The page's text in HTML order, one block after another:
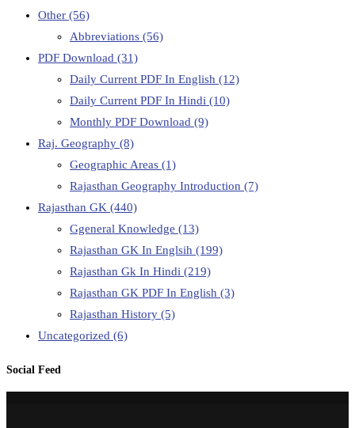
Other (56)
Abbreviations (56)
PDF Download (31)
Daily Current PDF In English (12)
Daily Current PDF In Hindi (10)
Monthly PDF Download (9)
Raj. Geography (8)
Geographic Areas (1)
Rajasthan Geography Introduction (7)
Rajasthan GK (440)
Ggeneral Knowledge (13)
Rajasthan GK In Englsih (199)
Rajasthan Gk In Hindi (219)
Rajasthan GK PDF In English (3)
Rajasthan History (5)
Uncategorized (6)
Social Feed